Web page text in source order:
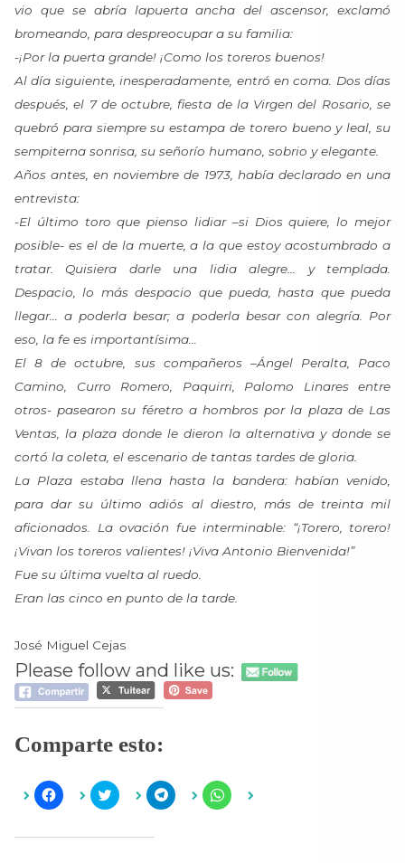
vio que se abría lapuerta ancha del ascensor, exclamó
bromeando, para despreocupar a su familia:
-¡Por la puerta grande! ¡Como los toreros buenos!
Al día siguiente, inesperadamente, entró en coma. Dos días
después, el 7 de octubre, fiesta de la Virgen del Rosario, se
quebró para siempre su estampa de torero bueno y leal, su
sempiterna sonrisa, su señorío humano, sobrio y elegante.
Años antes, en noviembre de 1973, había declarado en una
entrevista:
-El último toro que pienso lidiar –si Dios quiere, lo mejor
posible- es el de la muerte, a la que estoy acostumbrado a
tratar. Quisiera darle una lidia alegre… y templada.
Despacio, lo más despacio que pueda, hasta que pueda
llegar… a poderla besar; a poderla besar con alegría. Por
eso, la fe es importantísima…
El 8 de octubre, sus compañeros –Ángel Peralta, Paco
Camino, Curro Romero, Paquirri, Palomo Linares entre
otros- pasearon su féretro a hombros por la plaza de Las
Ventas, la plaza donde le dieron la alternativa y donde se
cortó la coleta, el escenario de tantas tardes de gloria.
La Plaza estaba llena hasta la bandera: habían venido,
para dar su último adiós al diestro, más de treinta mil
aficionados. La ovación fue interminable: “¡Torero, torero!
¡Vivan los toreros valientes! ¡Viva Antonio Bienvenida!”
Fue su última vuelta al ruedo.
Eran las cinco en punto de la tarde.
José Miguel Cejas
Please follow and like us:
Comparte esto:
H
a
l
H
a
l
H
a
H
a